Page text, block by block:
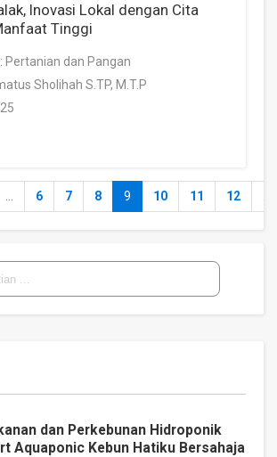
Inovasi Lokal dengan Cita
Tinggi
Pertanian dan Pangan
Sholihah S.TP, M.T.P
6 7 8 9 10 11 12
dan Perkebunan Hidroponik
Aquaponic Kebun Hatiku Bersahaja